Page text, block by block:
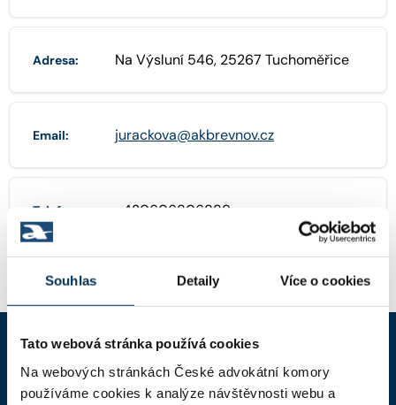
Souhlas Detaily Více o cookies
Tato webová stránka používá cookies
Na webových stránkách České advokátní komory
používáme cookies k analýze návštěvnosti webu a
Adresa: Na Výsluní 546, 25267 Tuchoměřice
Email: jurackova@akbrevnov.cz
Telefon: +420606806889
ČAK